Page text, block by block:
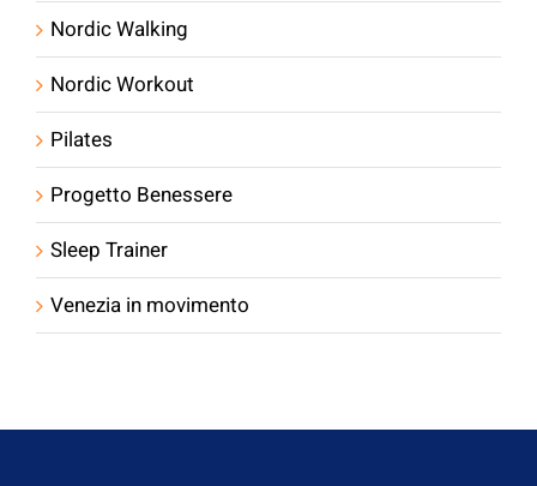
Nordic Walking
Nordic Workout
Pilates
Progetto Benessere
Sleep Trainer
Venezia in movimento